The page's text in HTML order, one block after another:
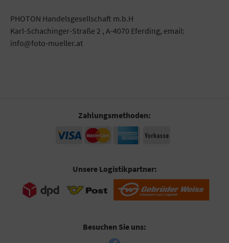
PHOTON Handelsgesellschaft m.b.H
Karl-Schachinger-Straße 2 , A-4070 Eferding, email:
info@foto-mueller.at
Zahlungsmethoden:
Unsere Logistikpartner:
Besuchen Sie uns: